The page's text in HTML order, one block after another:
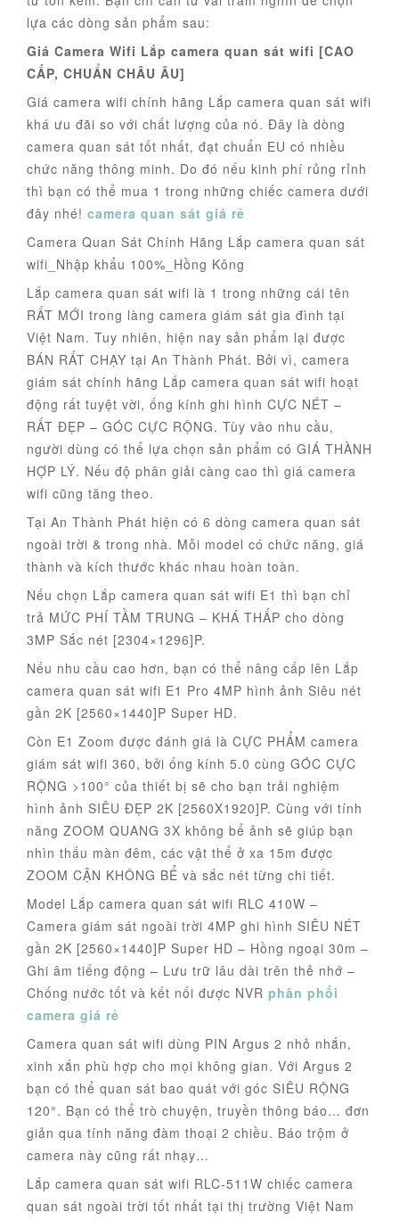
lựa các dòng sản phẩm sau:
Giá Camera Wifi Lắp camera quan sát wifi [CAO
CẤP, CHUẨN CHÂU ÂU]
Giá camera wifi chính hãng Lắp camera quan sát wifi
khá ưu đãi so với chất lượng của nó. Đây là dòng
camera quan sát tốt nhất, đạt chuẩn EU có nhiều
chức năng thông minh. Do đó nếu kinh phí rủng rỉnh
thì bạn có thể mua 1 trong những chiếc camera dưới
đây nhé! camera quan sát giá rẻ
Camera Quan Sát Chính Hãng Lắp camera quan sát
wifi_Nhập khẩu 100%_Hồng Kông
Lắp camera quan sát wifi là 1 trong những cái tên
RẤT MỚI trong làng camera giám sát gia đình tại
Việt Nam. Tuy nhiên, hiện nay sản phẩm lại được
BÁN RẤT CHẠY tại An Thành Phát. Bởi vì, camera
giám sát chính hãng Lắp camera quan sát wifi hoạt
động rất tuyệt vời, ống kính ghi hình CỰC NÉT –
RẤT ĐẸP – GÓC CỰC RỘNG. Tùy vào nhu cầu,
người dùng có thể lựa chọn sản phẩm có GIÁ THÀNH
HỢP LÝ. Nếu độ phân giải càng cao thì giá camera
wifi cũng tăng theo.
Tại An Thành Phát hiện có 6 dòng camera quan sát
ngoài trời & trong nhà. Mỗi model có chức năng, giá
thành và kích thước khác nhau hoàn toàn.
Nếu chọn Lắp camera quan sát wifi E1 thì bạn chỉ
trả MỨC PHÍ TẦM TRUNG – KHÁ THẤP cho dòng
3MP Sắc nét [2304×1296]P.
Nếu nhu cầu cao hơn, bạn có thể nâng cấp lên Lắp
camera quan sát wifi E1 Pro 4MP hình ảnh Siêu nét
gần 2K [2560×1440]P Super HD.
Còn E1 Zoom được đánh giá là CỰC PHẨM camera
giám sát wifi 360, bởi ống kính 5.0 cùng GÓC CỰC
RỘNG >100° của thiết bị sẽ cho bạn trải nghiệm
hình ảnh SIÊU ĐẸP 2K [2560X1920]P. Cùng với tính
năng ZOOM QUANG 3X không bể ảnh sẽ giúp bạn
nhìn thấu màn đêm, các vật thể ở xa 15m được
ZOOM CẬN KHÔNG BỂ và sắc nét từng chi tiết.
Model Lắp camera quan sát wifi RLC 410W –
Camera giám sát ngoài trời 4MP ghi hình SIÊU NÉT
gần 2K [2560×1440]P Super HD – Hồng ngoại 30m –
Ghi âm tiếng động – Lưu trữ lâu dài trên thẻ nhớ –
Chống nước tốt và kết nối được NVR phân phối
camera giá rẻ
Camera quan sát wifi dùng PIN Argus 2 nhỏ nhắn,
xinh xắn phù hợp cho mọi không gian. Với Argus 2
bạn có thể quan sát bao quát với góc SIÊU RỘNG
120°. Bạn có thể trò chuyện, truyền thông báo… đơn
giản qua tính năng đàm thoại 2 chiều. Báo trộm ở
camera này cũng rất nhạy…
Lắp camera quan sát wifi RLC-511W chiếc camera
quan sát ngoài trời tốt nhất tại thị trường Việt Nam